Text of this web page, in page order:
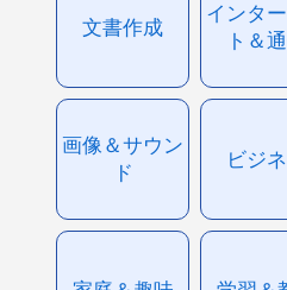
文書作成
インタ
ト＆
画像＆サウン
ド
ビジ